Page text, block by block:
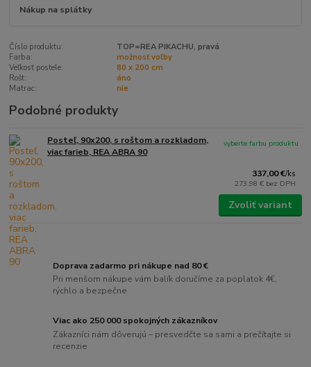
Nákup na splátky
Číslo produktu:
TOP=REA PIKACHU, pravá
Farba:
možnosť voľby
Veľkosť postele:
80 x 200 cm
Rošt:
áno
Matrac:
nie
Podobné produkty
Posteľ, 90x200, s roštom a rozkladom,
viac farieb, REA ABRA 90
337,00 €/ks
273,98 € bez DPH
vyberte farbu produktu
Zvoliť variant
Doprava zadarmo pri nákupe nad 80 €
Pri menšom nákupe vám balík doručíme za poplatok 4€,
rýchlo a bezpečne
Viac ako 250 000 spokojných zákazníkov
Zákazníci nám dôverujú – presvedčte sa sami a prečítajte si
recenzie